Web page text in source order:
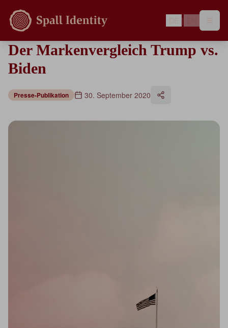
DE |
Der Markenvergleich Trump vs.
Biden
Presse-Publikation 30. September 2020